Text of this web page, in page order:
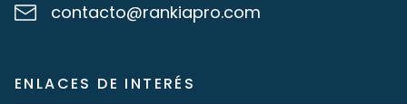
contacto@rankiapro.com
ENLACES DE INTERÉS